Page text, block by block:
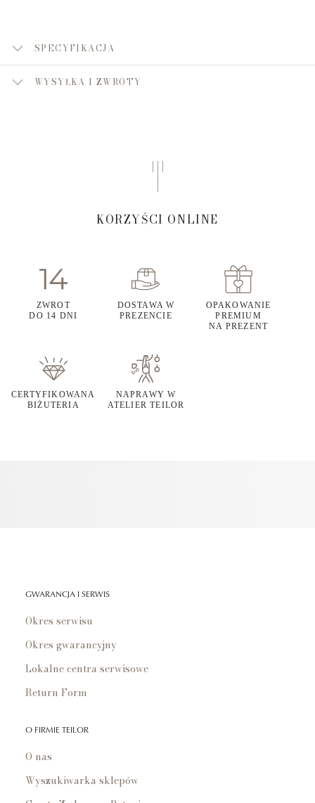
SPECYFIKACJA
WYSYŁKA I ZWROTY
KORZYŚCI ONLINE
ZWROT
DO 14 DNI
DOSTAWA W
PREZENCIE
OPAKOWANIE
PREMIUM
NA PREZENT
CERTYFIKOWANA
BIŻUTERIA
NAPRAWY W
ATELIER TEILOR
GWARANCJA I SERWIS
Okres serwisu
Okres gwarancyjny
Lokalne centra serwisowe
Return Form
O FIRMIE TEILOR
O nas
Wyszukiwarka sklepów